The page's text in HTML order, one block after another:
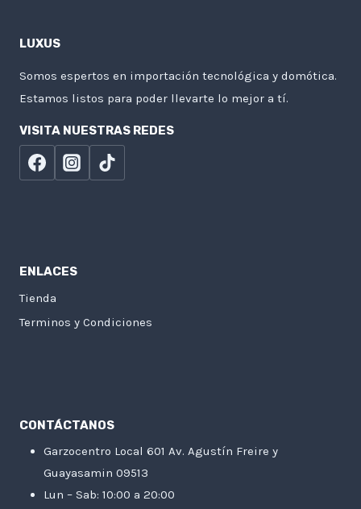
LUXUS
Somos espertos en importación tecnológica y domótica.
Estamos listos para poder llevarte lo mejor a tí.
VISITA NUESTRAS REDES
ENLACES
Tienda
Terminos y Condiciones
CONTÁCTANOS
Garzocentro Local 601 Av. Agustín Freire y
Guayasamin 09513
Lun – Sab: 10:00 a 20:00